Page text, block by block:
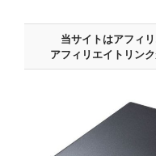
当サイトはアフィ
アフィリエイトリン